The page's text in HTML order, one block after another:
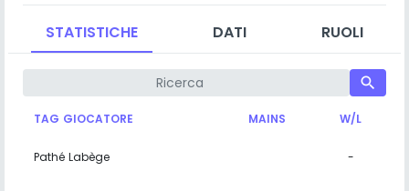
STATISTICHE DATI RUOLI
search
TAG GIOCATORE MAINS W/L
Pathé Labège -